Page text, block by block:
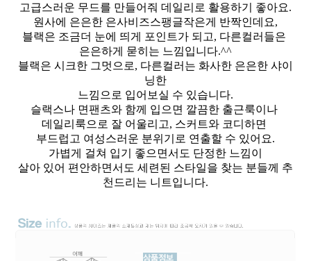
고급스러운 무드를 만들어줘 데일리로 활용하기 좋아요.
원사에 은은한 은사비즈스팽글작은게 반짝인데요,
블랙은 조금더 눈에 띄게 포인트가 되고, 다른컬러들은
은은하게 묻히는 느낌입니다.^^
블랙은 시크한 그멋으로, 다른컬러는 화사한 은은한 샤이
닝한
느낌으로 입어보실 수 있습니다.
슬랙스나 면팬츠와 함께 입으면 깔끔한 출근룩이나
데일리룩으로 잘 어울리고, 스커트와 코디하면
부드럽고 여성스러운 분위기로 연출할 수 있어요.
가볍게 걸쳐 입기 좋으면서도 단정한 느낌이
살아 있어 편안하면서도 세련된 스타일을 찾는 분들께 추
천드리는 니트입니다.